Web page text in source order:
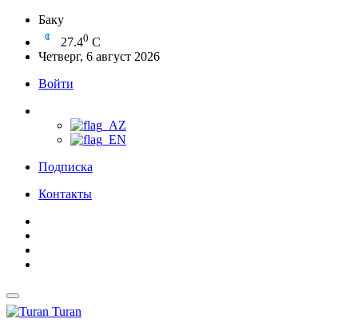
Баку
27.40 C
Четверг, 6 август 2026
Войти
Подписка
Контакты
Turan